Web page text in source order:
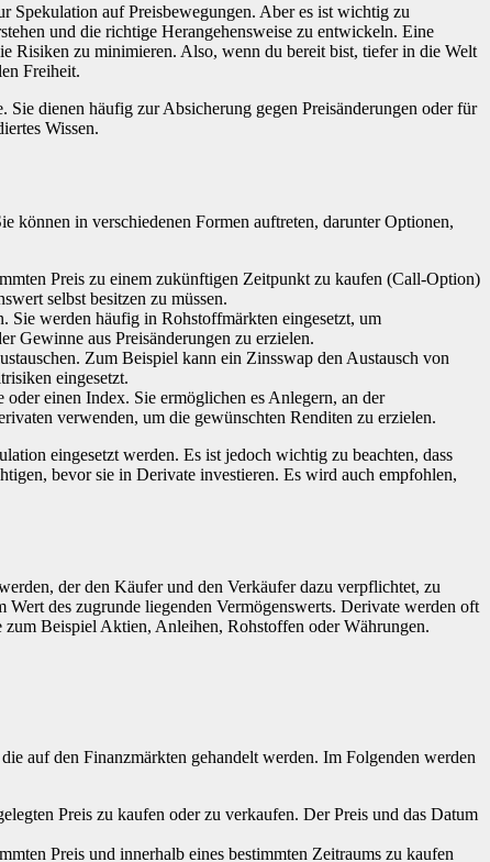
auf Preisbewegungen. Aber es ist wichtig zu
und die richtige Herangehensweise zu entwickeln. Eine
Risiken zu minimieren. Also, wenn du bereit bist, tiefer in die Welt
Freiheit.
dienen häufig zur Absicherung gegen Preisänderungen oder für
Wissen.
können in verschiedenen Formen auftreten, darunter Optionen,
Preis zu einem zukünftigen Zeitpunkt zu kaufen (Call-Option)
selbst besitzen zu müssen.
Sie werden häufig in Rohstoffmärkten eingesetzt, um
Gewinne aus Preisänderungen zu erzielen.
Zum Beispiel kann ein Zinsswap den Austausch von
eingesetzt.
einen Index. Sie ermöglichen es Anlegern, an der
verwenden, um die gewünschten Renditen zu erzielen.
eingesetzt werden. Es ist jedoch wichtig zu beachten, dass
bevor sie in Derivate investieren. Es wird auch empfohlen,
der den Käufer und den Verkäufer dazu verpflichtet, zu
des zugrunde liegenden Vermögenswerts. Derivate werden oft
zum Beispiel Aktien, Anleihen, Rohstoffen oder Währungen.
auf den Finanzmärkten gehandelt werden. Im Folgenden werden
Preis zu kaufen oder zu verkaufen. Der Preis und das Datum
Preis und innerhalb eines bestimmten Zeitraums zu kaufen